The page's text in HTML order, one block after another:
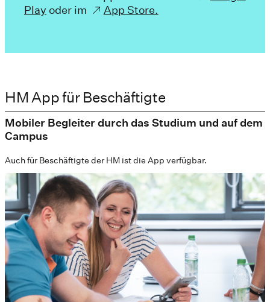
Play oder im App Store.
HM App für Beschäftigte
Mobiler Begleiter durch das Studium und auf dem
Campus
Auch für Beschäftigte der HM ist die App verfügbar.